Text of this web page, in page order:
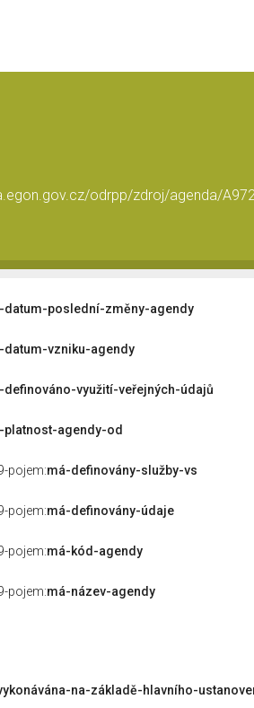
odrpp/zdroj/agenda/
datum-poslední-změny-agendy
datum-vzniku-agendy
definováno-využití-veřejných-údajů
platnost-agendy-od
pojem:má-definovány-služby-vs
pojem:má-definovány-údaje
pojem:má-kód-agendy
pojem:má-název-agendy
na-základě-hlavního-